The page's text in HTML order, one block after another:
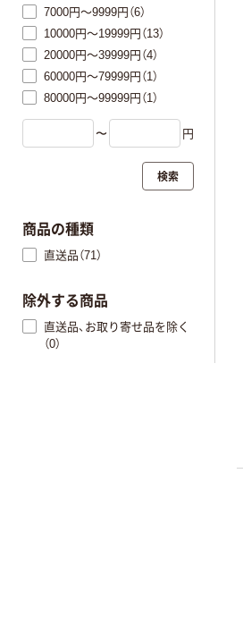
7000円～9999円（6）
10000円～19999円（13）
20000円～39999円（4）
60000円～79999円（1）
80000円～99999円（1）
〜 円
検索
商品の種類
直送品（71）
除外する商品
直送品、お取り寄せ品を除く
（0）